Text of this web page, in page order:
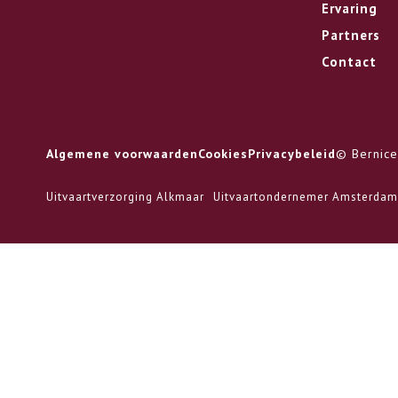
Ervaring
Partners
Contact
Algemene voorwaardenCookiesPrivacybeleid©
Uitvaartverzorging Alkmaar Uitvaartondernemer Amsterdam